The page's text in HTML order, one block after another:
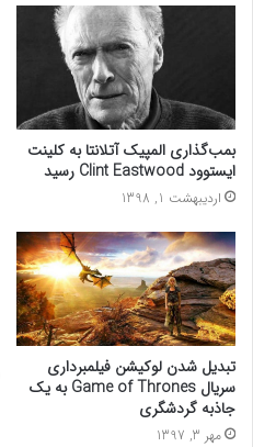
بمب‌گذاری المپیک آتلانتا به کلینت
ایستوود Clint Eastwood رسید
اردیبهشت 1, 1398
تبدیل شدن لوکیشن فیلمبرداری
سریال Game of Thrones به یک
جاذبه گردشگری
مهر 3, 1397